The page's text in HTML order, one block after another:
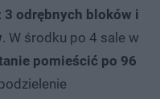
3 odrębnych bloków i
. W środku po 4 sale w
pomieścić po 96